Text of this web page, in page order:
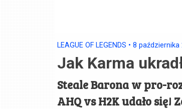
LEAGUE OF LEGENDS • 8 października
Jak Karma
Steale Barona w pro-
AHQ vs H2K udało